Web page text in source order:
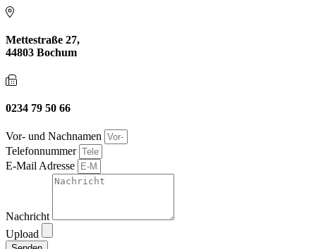
Mettestraße 27,
44803 Bochum
0234 79 50 66
Vor- und Nachnamen
Telefonnummer
E-Mail Adresse
Nachricht
Upload